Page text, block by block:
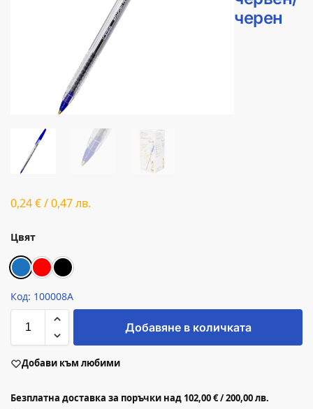
черен
0,24€/0,47лв.
Цвят
Код: 100008А
Добавяне в количката
Добави към любими
Безплатна доставка за поръчки над 102,00 € / 200,00 лв.